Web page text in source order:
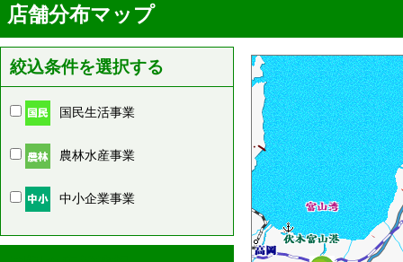
店舗分布マップ
絞込条件を選択する
国民生活事業
農林水産事業
中小企業事業